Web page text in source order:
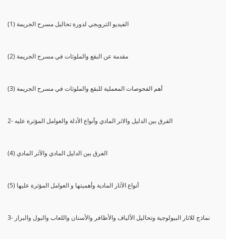
(1) الفيديو الترويجي لدورة تحاليل مسرح الجريمة
(2) مقدمة عن البقع والملوثات في مسرح الجريمة
(3) أهم الفحوصات المعملية للبقع والملوثات في مسرح الجريمة
2- الفرق بين الدليل والاثر المادي وأنواع الأدلة والعوامل المؤثرة عليه
(4) الفرق بين الدليل المادي والآثر المادي
(5) أنواع الآثار المادية وأهميتها و العوامل المؤثرة عليها
3- نماذج للاثار البيولوجية وتحاليل الألياف والأظافر والأسنان واللعاب والبول والبراز